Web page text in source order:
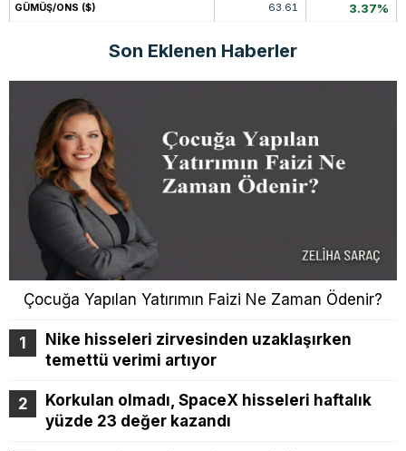
GÜMÜŞ/ONS ($) 63.61 3.37%
Son Eklenen Haberler
Çocuğa Yapılan Yatırımın Faizi Ne Zaman Ödenir?
Nike hisseleri zirvesinden uzaklaşırken
temettü verimi artıyor
Korkulan olmadı, SpaceX hisseleri haftalık
yüzde 23 değer kazandı